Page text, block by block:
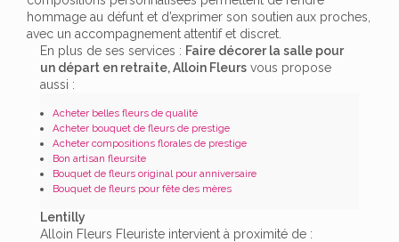
hommage au défunt et d’exprimer son soutien aux proches,
avec un accompagnement attentif et discret.
En plus de ses services : Faire décorer la salle pour
un départ en retraite, Alloin Fleurs vous propose
aussi :
Acheter belles fleurs de qualité
Acheter bouquet de fleurs de prestige
Acheter compositions florales de prestige
Bon artisan fleursite
Bouquet de fleurs original pour anniversaire
Bouquet de fleurs pour fête des mères
Lentilly
Alloin Fleurs Fleuriste intervient à proximité de :